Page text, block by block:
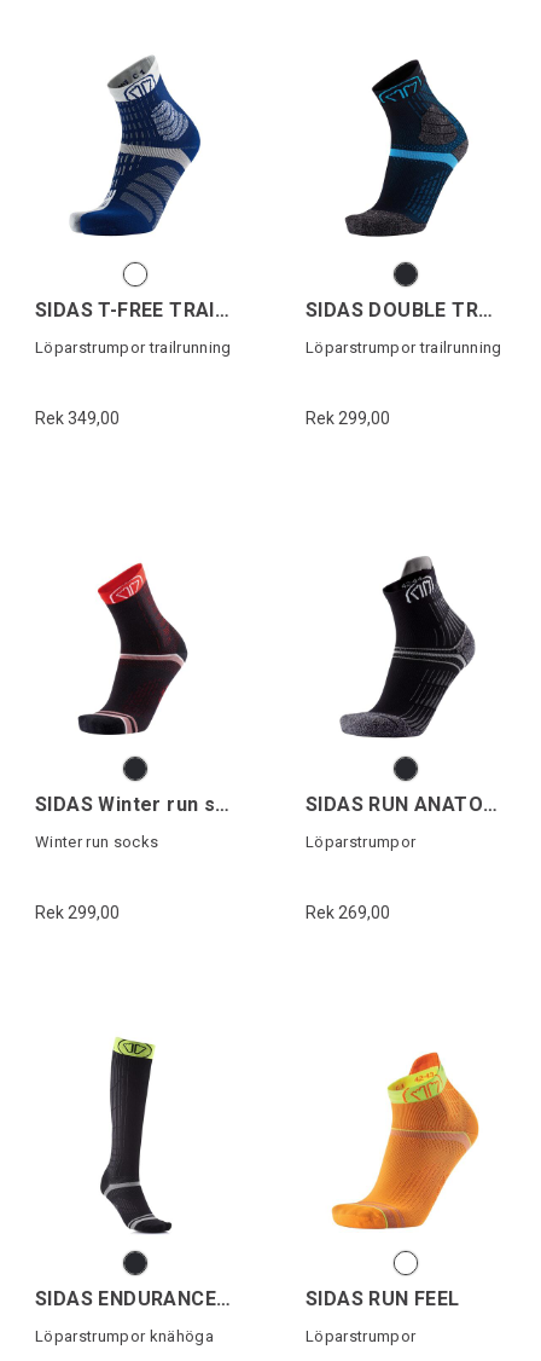
SIDAS T-FREE TRAIL CREW
Löparstrumpor trailrunning
Rek 349,00
SIDAS DOUBLE TRAIL CREW
Löparstrumpor trailrunning
Rek 299,00
SIDAS Winter run socks
Winter run socks
Rek 299,00
SIDAS RUN ANATOMIC COMFORT
Löparstrumpor
Rek 269,00
SIDAS ENDURANCE RAC.KNEE
Löparstrumpor knähöga
SIDAS RUN FEEL
Löparstrumpor